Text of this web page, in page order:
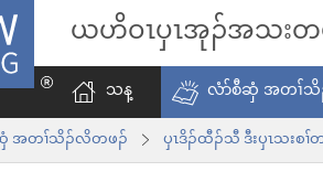
ယဟိဝၤပှၤအုၣ်အသးတ
သန့ လံာ်စီဆှံ အတၢ်
အတၢ်သိၣ်လိတဖၣ် ပှၤဒိၣ်ထီၣ်သီ ဒီးပှၤသးစၢ်